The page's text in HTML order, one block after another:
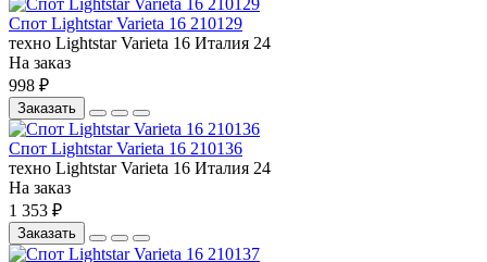
Спот Lightstar Varieta 16 210129
техно Lightstar Varieta 16 Италия 24
На заказ
998 ₽
Заказать
Спот Lightstar Varieta 16 210136
техно Lightstar Varieta 16 Италия 24
На заказ
1 353 ₽
Заказать